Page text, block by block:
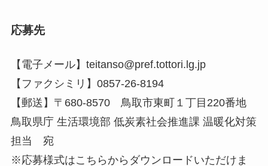
応募先
【電子メール】teitanso@pref.tottori.lg.jp
【ファクシミリ】0857-26-8194
【郵送】〒680-8570 鳥取市東町１丁目220番地
鳥取県庁 生活環境部 低炭素社会推進課 温暖化対策
担当 宛
※応募様式はこちらからダウンロードいただけま